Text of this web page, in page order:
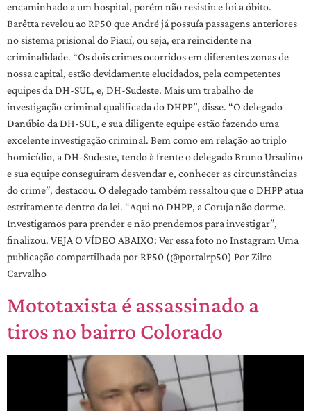
encaminhado a um hospital, porém não resistiu e foi a óbito.
Barêtta revelou ao RP50 que André já possuía passagens anteriores
no sistema prisional do Piauí, ou seja, era reincidente na
criminalidade. “Os dois crimes ocorridos em diferentes zonas de
nossa capital, estão devidamente elucidados, pela competentes
equipes da DH-SUL, e, DH-Sudeste. Mais um trabalho de
investigação criminal qualificada do DHPP”, disse. “O delegado
Danúbio da DH-SUL, e sua diligente equipe estão fazendo uma
excelente investigação criminal. Bem como em relação ao triplo
homicídio, a DH-Sudeste, tendo à frente o delegado Bruno Ursulino
e sua equipe conseguiram desvendar e, conhecer as circunstâncias
do crime”, destacou. O delegado também ressaltou que o DHPP atua
estritamente dentro da lei. “Aqui no DHPP, a Coruja não dorme.
Investigamos para prender e não prendemos para investigar”,
finalizou. VEJA O VÍDEO ABAIXO: Ver essa foto no Instagram Uma
publicação compartilhada por RP50 (@portalrp50) Por Zilro
Carvalho
Mototaxista é assassinado a
tiros no bairro Colorado